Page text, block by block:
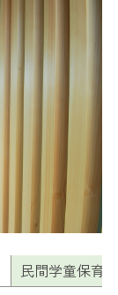
民間学童保育